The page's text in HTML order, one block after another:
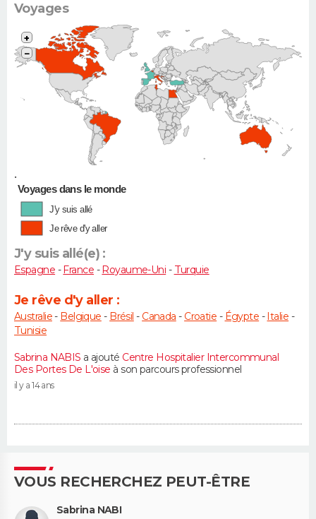
Voyages
•
+
−
Voyages dans le monde
J'y suis allé
Je rêve d'y aller
J'y suis allé(e) :
Espagne -France -Royaume-Uni - Turquie
Je rêve d'y aller :
Australie- Belgique - Brésil - Canada - Croatie - Égypte -Italie -
Tunisie
Sabrina NABIS a ajouté Centre Hospitalier Intercommunal
Des Portes De L'oise à son parcours professionnel
il y a 14 ans
VOUS RECHERCHEZ PEUT-ÊTRE
Sabrina NABI